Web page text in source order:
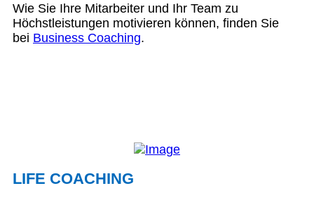
Wie Sie Ihre Mitarbeiter und Ihr Team zu
Höchstleistungen motivieren können, finden Sie
bei Business Coaching.
LIFE COACHING